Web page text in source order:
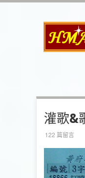
灌歌&
122 篇留言